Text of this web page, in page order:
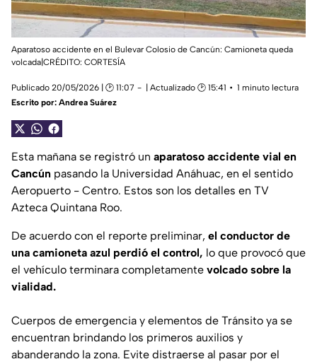
Aparatoso accidente en el Bulevar Colosio de Cancún: Camioneta queda
volcada|CRÉDITO: CORTESÍA
Publicado 20/05/2026 | 🕑 11:07 | Actualizado 🕑 15:41
1 minuto lectura
Escrito por: Andrea Suárez
Esta mañana se registró un aparatoso accidente vial en
Cancún pasando la Universidad Anáhuac, en el sentido
Aeropuerto - Centro. Estos son los detalles en TV
Azteca Quintana Roo.
De acuerdo con el reporte preliminar, el conductor de
una camioneta azul perdió el control, lo que provocó que
el vehículo terminara completamente volcado sobre la
vialidad.
Cuerpos de emergencia y elementos de Tránsito ya se
encuentran brindando los primeros auxilios y
abanderando la zona. Evite distraerse al pasar por el